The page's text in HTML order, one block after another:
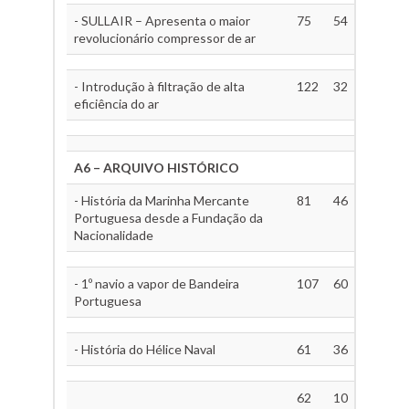
- SULLAIR – Apresenta o maior
revolucionário compressor de ar
75 54
- Introdução à filtração de alta
eficiência do ar
122 32
A6 – ARQUIVO HISTÓRICO
- História da Marinha Mercante
Portuguesa desde a Fundação da
Nacionalidade
81 46
- 1º navio a vapor de Bandeira
Portuguesa
107 60
- História do Hélice Naval 61 36
62 10